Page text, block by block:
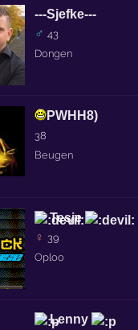
---Sjefke---
♂ 43
Dongen
PWHH8)
38
Beugen
Tesje
♀ 39
Oploo
Lenny